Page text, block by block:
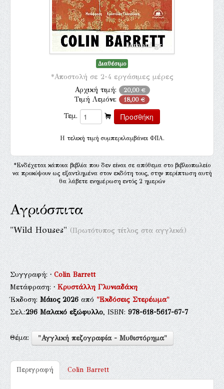
Διαθέσιμο
*Αποστολή σε 2-4 εργάσιμες μέρες
Αρχική τιμή: 20,00 €
Τιμή Λεμόνι: 18,00 €
Τεμ.
H τελική τιμή συμπεριλαμβάνει ΦΠΑ.
*Ενδέχεται κάποια βιβλία που δεν είναι σε απόθεμα στο βιβλιοπωλείο
να προκύψουν ως εξαντλημένα στον εκδότη τους, στην περίπτωση αυτή
θα λάβετε ενημέρωση εντός 2 ημερών
Αγριόσπιτα
"Wild Houses"(Πρωτότυπος τίτλος στα αγγλικά)
Συγγραφή:·Colin Barrett
Μετάφραση:·Κρυστάλλη Γλυνιαδάκη
Έκδοση:Μάιος 2026από"Εκδόσεις Στερέωμα"
Σελ.:296 Μαλακό εξώφυλλο, ISBN:978-618-5617-67-7
Θέμα: "Αγγλική πεζογραφία - Μυθιστόρημα"
Περιγραφή Colin Barrett